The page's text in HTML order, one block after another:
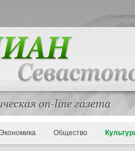
Экономика Общество